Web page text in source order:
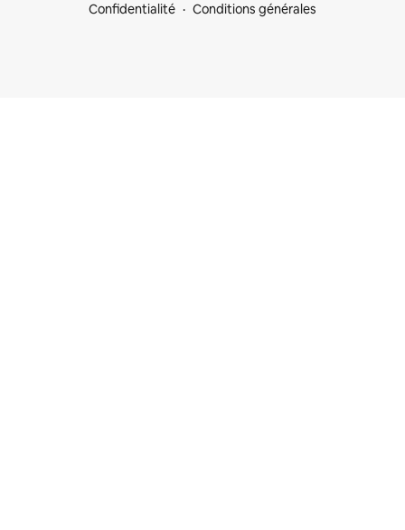
Confidentialité
Conditions générales